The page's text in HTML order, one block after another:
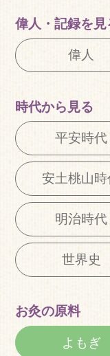
偉人・記録を見
偉人
時代から見る
平安時代
安土桃山時
明治時代
世界史
お灸の原料
よもぎ